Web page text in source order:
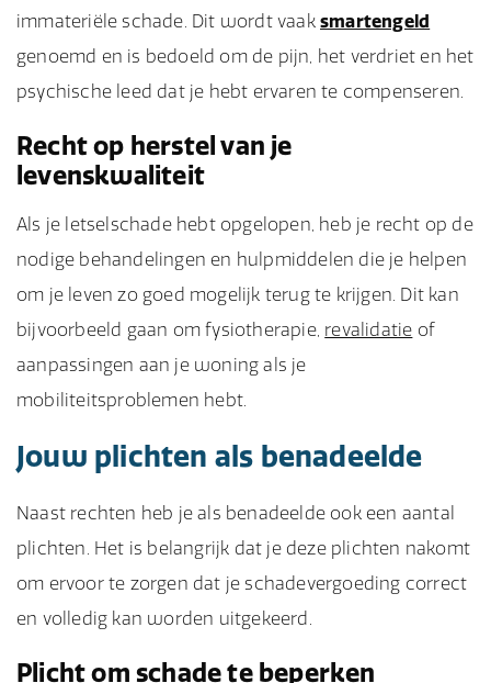
immateriële schade. Dit wordt vaak smartengeld
genoemd en is bedoeld om de pijn, het verdriet en het
psychische leed dat je hebt ervaren te compenseren.
Recht op herstel van je
levenskwaliteit
Als je letselschade hebt opgelopen, heb je recht op de
nodige behandelingen en hulpmiddelen die je helpen
om je leven zo goed mogelijk terug te krijgen. Dit kan
bijvoorbeeld gaan om fysiotherapie, revalidatie of
aanpassingen aan je woning als je
mobiliteitsproblemen hebt.
Jouw plichten als benadeelde
Naast rechten heb je als benadeelde ook een aantal
plichten. Het is belangrijk dat je deze plichten nakomt
om ervoor te zorgen dat je schadevergoeding correct
en volledig kan worden uitgekeerd.
Plicht om schade te beperken